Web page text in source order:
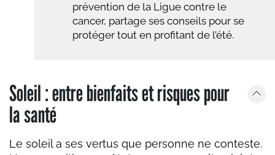
prévention de la Ligue contre le
cancer, partage ses conseils pour se
protéger tout en profitant de l’été.
Soleil : entre bienfaits et risques pour
la santé
Le soleil a ses vertus que personne ne conteste.